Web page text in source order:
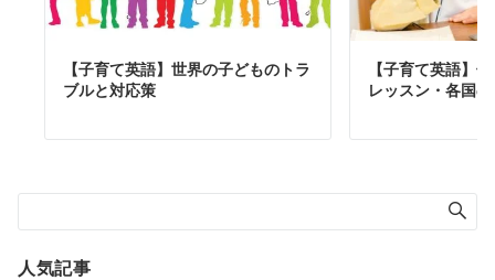
【子育て英語】世界の子どものトラ
ブルと対応策
【子育て英語】
レッスン・各国
人気記事